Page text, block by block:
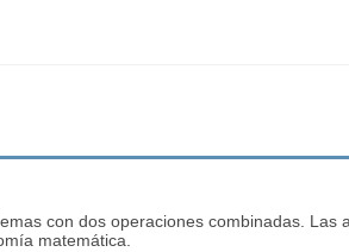
con dos operaciones combinadas. Las
matemática.